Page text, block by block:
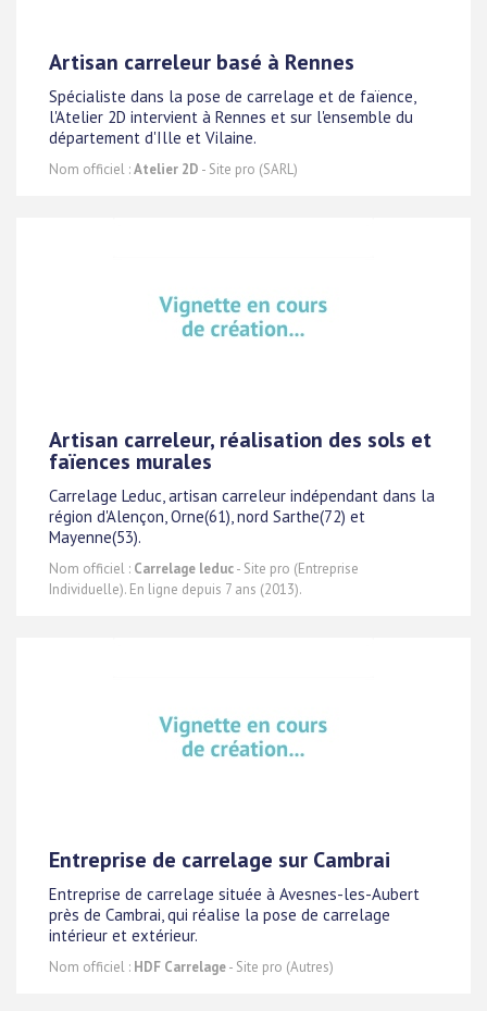
Artisan carreleur basé à Rennes
Spécialiste dans la pose de carrelage et de faïence,
l'Atelier 2D intervient à Rennes et sur l'ensemble du
département d'Ille et Vilaine.
Nom officiel :Atelier 2D - Site pro (SARL)
Artisan carreleur, réalisation des sols et
faïences murales
Carrelage Leduc, artisan carreleur indépendant dans la
région d'Alençon, Orne(61), nord Sarthe(72) et
Mayenne(53).
Nom officiel : Carrelage leduc- Site pro (Entreprise
Individuelle). En ligne depuis 7 ans (2013).
Entreprise de carrelage sur Cambrai
Entreprise de carrelage située à Avesnes-les-Aubert
près de Cambrai, qui réalise la pose de carrelage
intérieur et extérieur.
Nom officiel : HDF Carrelage- Site pro (Autres)